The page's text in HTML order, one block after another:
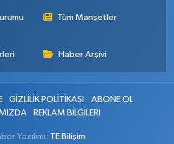
Tüm Manşetler
Haber Arşivi
GİZLİLİK POLİTİKASI
ABONE OL
REKLAM BİLGİLERİ
Yazılımı: TE Bilişim